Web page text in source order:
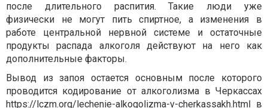
после длительного распития. Такие люди уже
физически не могут пить спиртное, а изменения в
работе центральной нервной системе и остаточные
продукты распада алкоголя действуют на него как
дополнительные факторы.
Вывод из запоя остается основным после которого
проводится кодирование от алкоголизма в Черкассах
https://lczm.org/lechenie-alkogolizma-v-cherkassakh.html в